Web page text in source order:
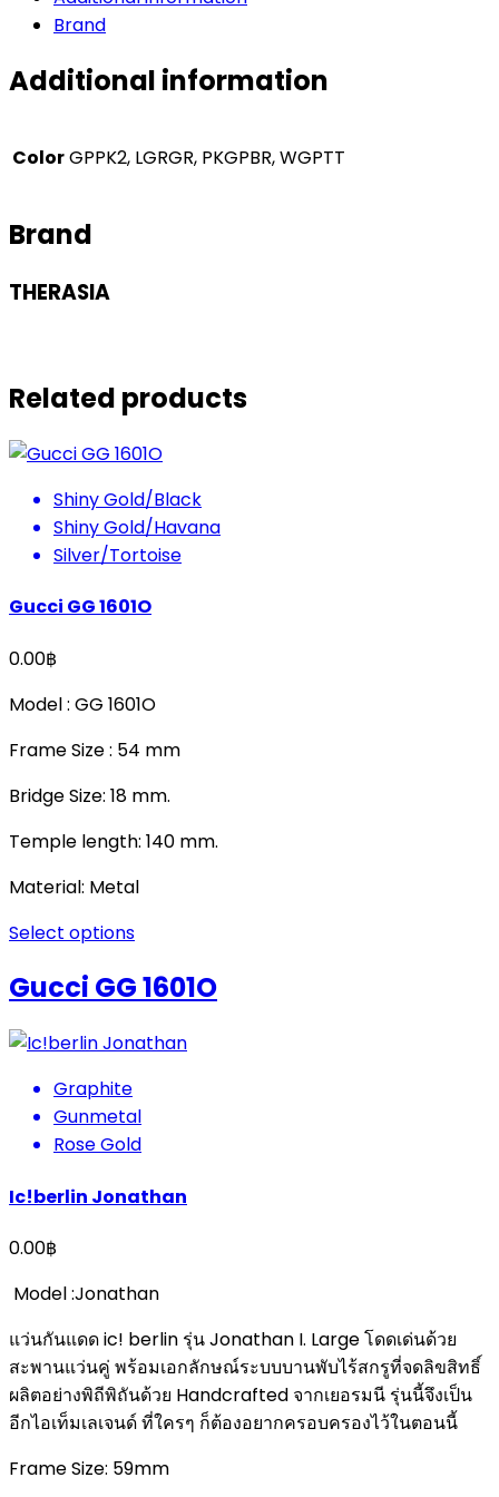
Brand
Additional information
ColorGPPK2, LGRGR, PKGPBR, WGPTT
Brand
THERASIA
Related products
Shiny Gold/Black
Shiny Gold/Havana
Silver/Tortoise
Gucci GG 1601O
0.00฿
Model : GG 1601O
Frame Size : 54 mm
Bridge Size: 18 mm.
Temple length: 140 mm.
Material: Metal
Select options
Gucci GG 1601O
Graphite
Gunmetal
Rose Gold
Ic!berlin Jonathan
0.00฿
Model :Jonathan
แว่นกันแดด ic! berlin รุ่น Jonathan I. Large โดดเด่นด้วย
สะพานแว่นคู่ พร้อมเอกลักษณ์ระบบบานพับไร้สกรูที่จดลิขสิทธิ์
ผลิตอย่างพิถีพิถันด้วย Handcrafted จากเยอรมนี รุ่นนี้จึงเป็น
อีกไอเท็มเลเจนด์ ที่ใครๆ ก็ต้องอยากครอบครองไว้ในตอนนี้
Frame Size: 59mm